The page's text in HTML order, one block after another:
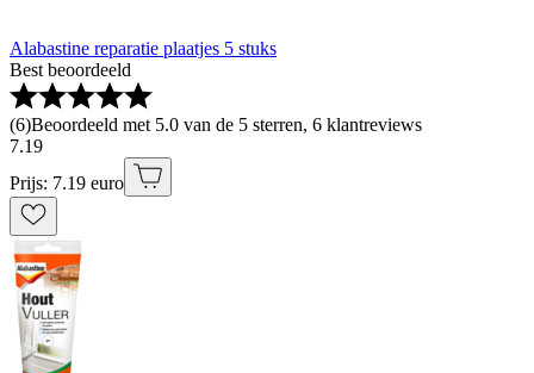
Alabastine reparatie plaatjes 5 stuks
Best beoordeeld
(6)Beoordeeld met 5.0 van de 5 sterren, 6 klantreviews
7.19
Prijs: 7.19 euro